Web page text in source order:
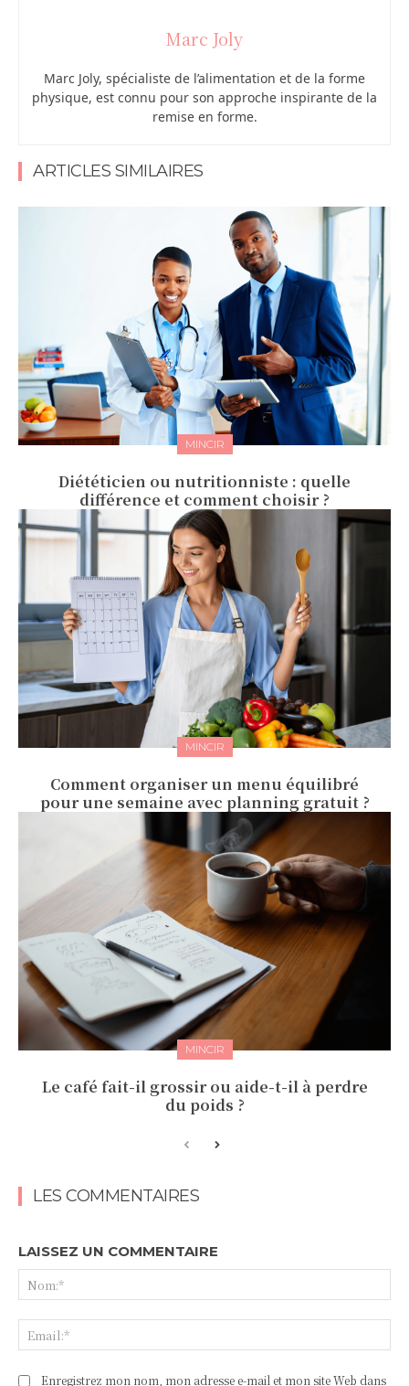
Marc Joly
Marc Joly, spécialiste de l’alimentation et de la forme
physique, est connu pour son approche inspirante de la
remise en forme.
ARTICLES SIMILAIRES
MINCIR
Diététicien ou nutritionniste : quelle
différence et comment choisir ?
MINCIR
Comment organiser un menu équilibré
pour une semaine avec planning gratuit ?
MINCIR
Le café fait-il grossir ou aide-t-il à perdre
du poids ?
LES COMMENTAIRES
LAISSEZ UN COMMENTAIRE
Enregistrez mon nom, mon adresse e-mail et mon site Web dans